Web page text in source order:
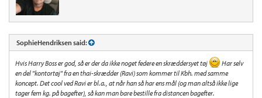
SophieHendriksen said:
Hvis Harry Boss er god, så er der da ikke noget federe en skræddersyet tøj
Har selv
en del "kontortøj" fra en thai-skrædder (Ravi) som kommer til Kbh. med samme
koncept. Det cool ved Ravi er bl.a., at når han så har ens mål (og man altså ikke lige
tager fem kg. på bagefter), så kan man bare bestille fra distancen bagefter.